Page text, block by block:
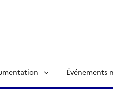
Événements